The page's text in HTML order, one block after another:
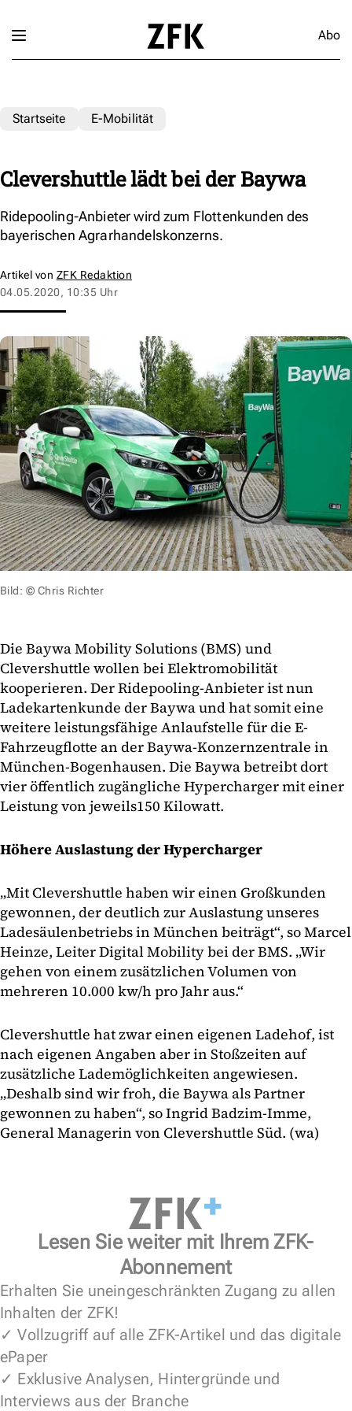
Abo
Startseite E-Mobilität
Clevershuttle lädt bei der Baywa
Ridepooling-Anbieter wird zum Flottenkunden des
bayerischen Agrarhandelskonzerns.
Artikel von ZFK Redaktion
04.05.2020, 10:35 Uhr
Bild: © Chris Richter
Die Baywa Mobility Solutions (BMS) und
Clevershuttle wollen bei Elektromobilität
kooperieren. Der Ridepooling-Anbieter ist nun
Ladekartenkunde der Baywa und hat somit eine
weitere leistungsfähige Anlaufstelle für die E-
Fahrzeugflotte an der Baywa-Konzernzentrale in
München-Bogenhausen. Die Baywa betreibt dort
vier öffentlich zugängliche Hypercharger mit einer
Leistung von jeweils150 Kilowatt.
Höhere Auslastung der Hypercharger
„Mit Clevershuttle haben wir einen Großkunden
gewonnen, der deutlich zur Auslastung unseres
Ladesäulenbetriebs in München beiträgt“, so Marcel
Heinze, Leiter Digital Mobility bei der BMS. „Wir
gehen von einem zusätzlichen Volumen von
mehreren 10.000 kw/h pro Jahr aus.“
Clevershuttle hat zwar einen eigenen Ladehof, ist
nach eigenen Angaben aber in Stoßzeiten auf
zusätzliche Lademöglichkeiten angewiesen.
„Deshalb sind wir froh, die Baywa als Partner
gewonnen zu haben“, so Ingrid Badzim-Imme,
General Managerin von Clevershuttle Süd. (wa)
Lesen Sie weiter mit Ihrem ZFK-
Abonnement
Erhalten Sie uneingeschränkten Zugang zu allen
Inhalten der ZFK!
✓ Vollzugriff auf alle ZFK-Artikel und das digitale
ePaper
✓ Exklusive Analysen, Hintergründe und
Interviews aus der Branche